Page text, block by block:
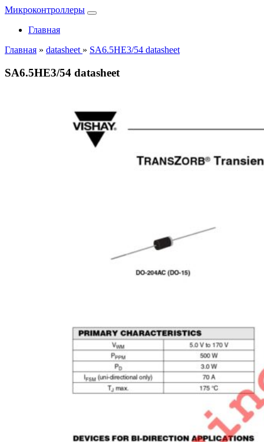
Микроконтроллеры
Главная
Главная » datasheet » SA6.5HE3/54 datasheet
SA6.5HE3/54 datasheet